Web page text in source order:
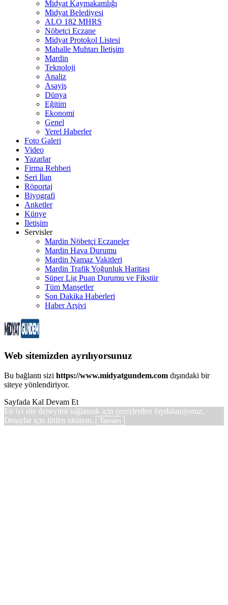
Midyat Kaymakamlığı
Midyat Belediyesi
ALO 182 MHRS
Nöbetçi Eczane
Midyat Protokol Listesi
Mahalle Muhtarı İletişim
Mardin
Teknoloji
Analiz
Asayiş
Dünya
Eğitim
Ekonomi
Genel
Yerel Haberler
Foto Galeri
Video
Yazarlar
Firma Rehberi
Seri İlan
Röportaj
Biyografi
Anketler
Künye
İletişim
Servisler
Mardin Nöbetçi Eczaneler
Mardin Hava Durumu
Mardin Namaz Vakitleri
Mardin Trafik Yoğunluk Haritası
Süper Lig Puan Durumu ve Fikstür
Tüm Manşetler
Son Dakika Haberleri
Haber Arşivi
Web sitemizden ayrılıyorsunuz
Bu bağlantı sizi https://www.midyatgundem.com dışındaki bir
siteye yönlendiriyor.
Sayfada Kal Devam Et
En iyi site deneyimi sağlamak için çerezlerden faydalanıyoruz.
Detaylar için lütfen tıklayın.
Tamam